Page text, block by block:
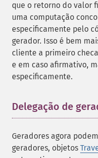
que o retorno do valor
uma computação
especificamente pelo
gerador. Isso é bem
cliente a primeiro
e em caso afirmativo,
especificamente.
Delegação de
Geradores agora
geradores, objetos